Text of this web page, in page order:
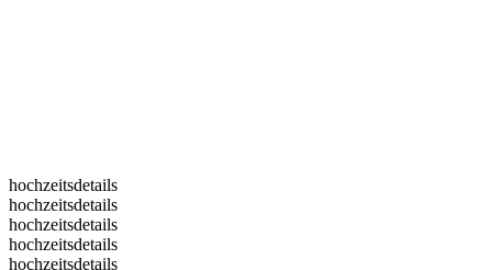
hochzeitsdetails
hochzeitsdetails
hochzeitsdetails
hochzeitsdetails
hochzeitsdetails